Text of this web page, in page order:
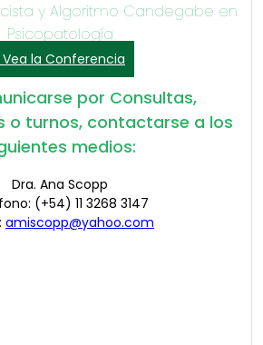
y Algoritmo Candegabe en
Psicopatología
Vea la Conferencia
por Consultas,
o turnos, contactarse a los
medios:
Dra. Ana Scopp
(+54) 11 3268 3147
amiscopp@yahoo.com